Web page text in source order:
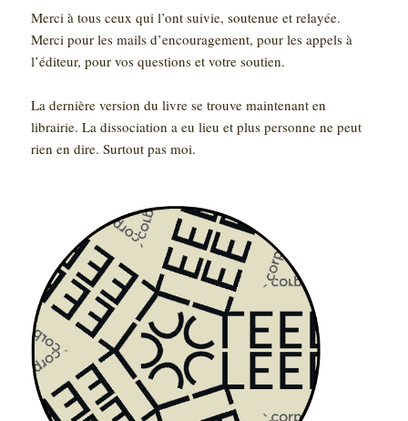
Merci à tous ceux qui l’ont suivie, soutenue et relayée.
Merci pour les mails d’encouragement, pour les appels à
l’éditeur, pour vos questions et votre soutien.
La dernière version du livre se trouve maintenant en
librairie. La dissociation a eu lieu et plus personne ne peut
rien en dire. Surtout pas moi.